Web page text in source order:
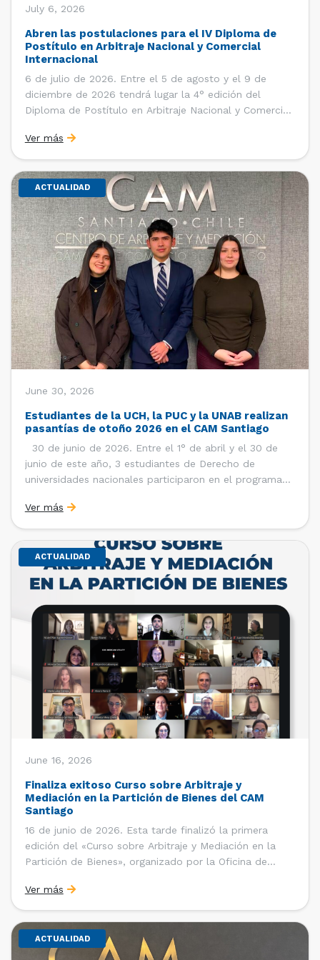
July 6, 2026
Abren las postulaciones para el IV Diploma de
Postítulo en Arbitraje Nacional y Comercial
Internacional
6 de julio de 2026. Entre el 5 de agosto y el 9 de
diciembre de 2026 tendrá lugar la 4° edición del
Diploma de Postítulo en Arbitraje Nacional y Comercial
Derecho Internacional de la Facultad de Derecho de la
Universidad de Chile y […]
Ver más
ACTUALIDAD
June 30, 2026
Estudiantes de la UCH, la PUC y la UNAB realizan
pasantías de otoño 2026 en el CAM Santiago
30 de junio de 2026. Entre el 1° de abril y el 30 de
junio de este año, 3 estudiantes de Derecho de
universidades nacionales participaron en el programa
de la Cámara de Comercio de Santiago (CCS). Así, se
realizaron […]
Ver más
ACTUALIDAD
June 16, 2026
Finaliza exitoso Curso sobre Arbitraje y
Mediación en la Partición de Bienes del CAM
Santiago
16 de junio de 2026. Esta tarde finalizó la primera
edición del «Curso sobre Arbitraje y Mediación en la
Partición de Bienes», organizado por la Oficina de
Arbitraje y Mediación (CAM) de la Cámara de Comercio
de Santiago (CCS). El curso contó con […]
Ver más
ACTUALIDAD